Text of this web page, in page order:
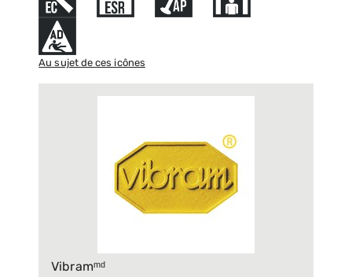
Au sujet de ces icônes
Vibramᵐᵈ